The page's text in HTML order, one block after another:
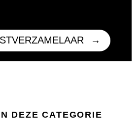
DEZE CATEGORIE